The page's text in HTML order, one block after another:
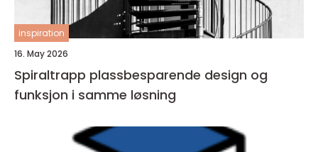
inspiration
16. May 2026
Spiraltrapp plassbesparende design og
funksjon i samme løsning